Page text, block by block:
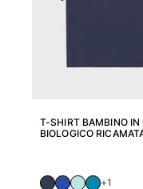
Sciarpe da
Asciugamani e
Scarpe
T-SHIRT BAMBINO IN
BIOLOGICO
+1